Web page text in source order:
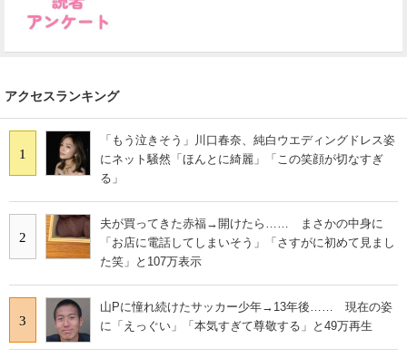
アクセスランキング
1
「もう泣きそう」川口春奈、純白ウエディングドレス姿
にネット騒然「ほんとに綺麗」「この笑顔が切なすぎ
る」
2
夫が買ってきた赤福→開けたら…… まさかの中身に
「お店に電話してしまいそう」「さすがに初めて見まし
た笑」と107万表示
3
山Pに憧れ続けたサッカー少年→13年後…… 現在の姿
に「えっぐい」「本気すぎて尊敬する」と49万再生